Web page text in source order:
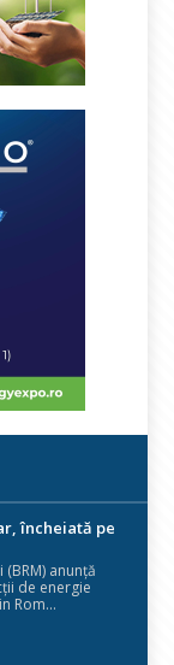
încheiată pe
anunță
de energie
Rom...